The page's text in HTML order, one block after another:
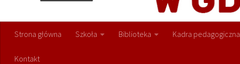
Strona główna Szkoła Biblioteka Kadra pedagogiczna
Kontakt